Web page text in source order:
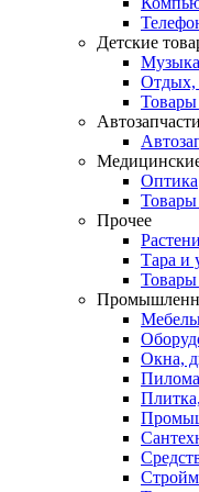
Детские
Отдых,
Товары
Оптика
Товары
Прочее
Тара и
Окна,